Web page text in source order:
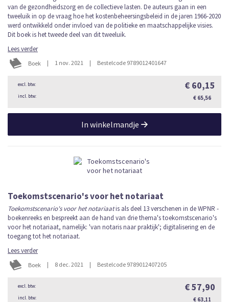
van de gezondheidszorg en de collectieve lasten. De auteurs gaan in een
tweeluik in op de vraag hoe het kostenbeheersingsbeleid in de jaren 1966-2020
werd ontwikkeld onder invloed van de politieke en maatschappelijke visies.
Dit boek is het tweede deel van dit tweeluik.
Lees verder
Boek | 1 nov. 2021 | Bestelcode 9789012401647
€ 60,15
€ 65,56
In winkelmandje
Toekomstscenario's voor het notariaat
Toekomstscenario's voor het notariaatis als deel 13 verschenen in de WPNR -
boekenreeks en bespreekt aan de hand van drie thema's toekomstscenario's
voor het notariaat, namelijk: 'van notaris naar praktijk'; digitalisering en de
toegang tot het notariaat.
Lees verder
Boek | 8 dec. 2021 | Bestelcode 9789012407205
€ 57,90
€ 63,11